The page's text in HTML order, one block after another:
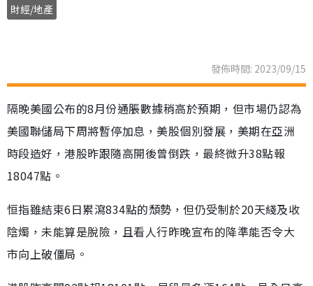
財經/地產
發佈時間: 2023/09/15
隔晚美國公布的8月份通脹數據稍高於預期，但市場仍認為
美國聯儲局下周將暫停加息，美股個別發展，美期在亞洲
時段造好，港股昨跟隨高開後曾倒跌，最終微升38點報
18047點。
恒指雖結束6日累瀉834點的頹勢，但仍受制於20天綫及收
陰燭，未能算是脫險，且看人行昨晚宣布的降準能否令大
市向上破僵局。